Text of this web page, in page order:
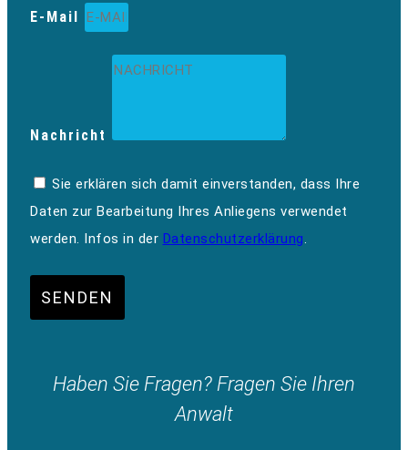
E-Mail
Nachricht
Sie erklären sich damit einverstanden, dass Ihre
Daten zur Bearbeitung Ihres Anliegens verwendet
werden. Infos in der Datenschutzerklärung.
SENDEN
Haben Sie Fragen? Fragen Sie Ihren
Anwalt